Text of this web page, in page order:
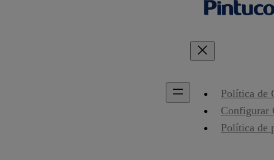
Política de
Configurar
Política de